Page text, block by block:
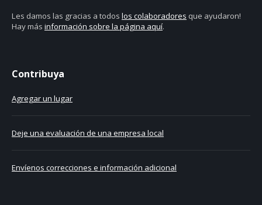
Les damos las gracias a todos los colaboradores que ayudaron!
Hay más información sobre la página aquí.
Contribuya
Agregar un lugar
Deje una evaluación de una empresa local
Envíenos correcciones e información adicional